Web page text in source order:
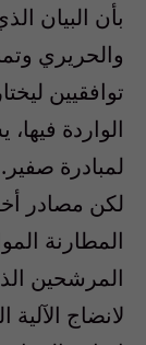
بأن البيان
والحريري
توافقيين
الواردة
لمبادرة صفير.
لكن مصادر
المطارنة
المرشحين
لانضاج